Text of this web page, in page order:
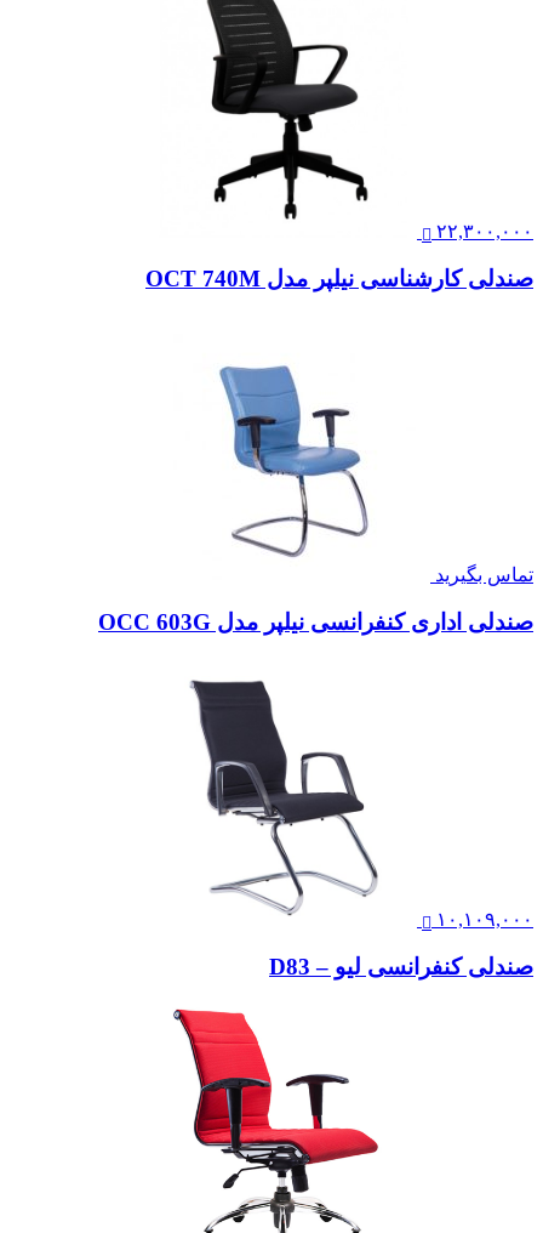
۲۲,۳۰۰,۰۰۰
صندلی کارشناسی نیلپر مدل OCT 740M
تماس بگیرید
صندلی اداری کنفرانسی نیلپر مدل OCC 603G
۱۰,۱۰۹,۰۰۰
صندلی کنفرانسی لیو – D83